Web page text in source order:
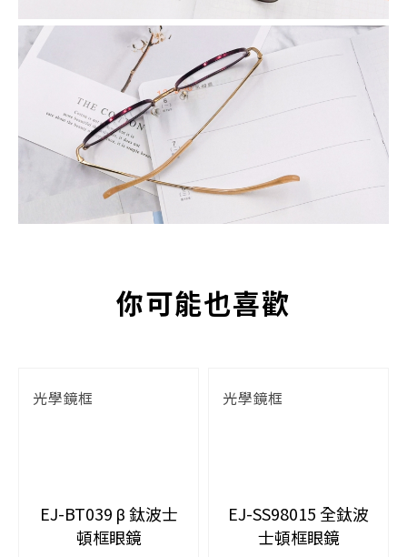
你可能也喜歡
光學鏡框
EJ-BT039 β 鈦波士
頓框眼鏡
光學鏡框
EJ-SS98015 全鈦波
士頓框眼鏡